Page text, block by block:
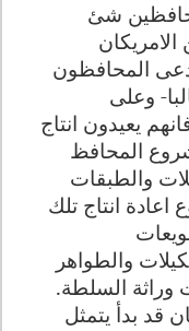
شئ
المحافظون
وعلى
يعيدون انتاج
المحافظ
والطبقات
انتاج تلك
والطواهر
وراثة السلطة.
قد بدأ يتمثل